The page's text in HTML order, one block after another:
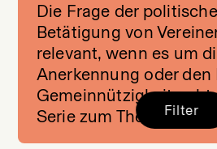
Die Frage der
Betätigung von
relevant, wenn es um
Anerkennung oder den
Gemeinnützigkeit
Serie zum Thema!Filter